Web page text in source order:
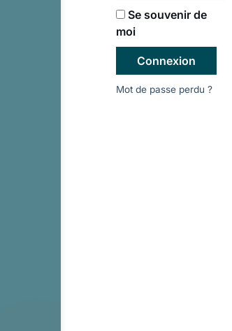
Se souvenir de
moi
Connexion
Mot de passe perdu ?